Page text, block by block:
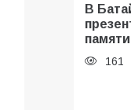
В
161